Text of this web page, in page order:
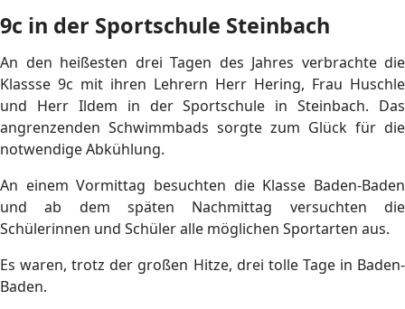
9c in der Sportschule Steinbach
An den heißesten drei Tagen des Jahres verbrachte die
Klassse 9c mit ihren Lehrern Herr Hering, Frau Huschle
und Herr Ildem in der Sportschule in Steinbach. Das
angrenzenden Schwimmbads sorgte zum Glück für die
notwendige Abkühlung.
An einem Vormittag besuchten die Klasse Baden-Baden
und ab dem späten Nachmittag versuchten die
Schülerinnen und Schüler alle möglichen Sportarten aus.
Es waren, trotz der großen Hitze, drei tolle Tage in Baden-
Baden.